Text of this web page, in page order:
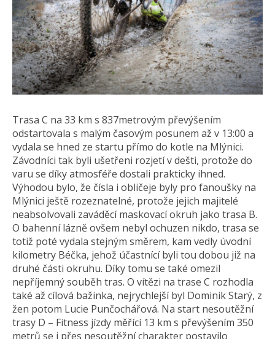
Trasa C na 33 km s 837metrovým převýšením
odstartovala s malým časovým posunem až v 13:00 a
vydala se hned ze startu přímo do kotle na Mlýnici.
Závodníci tak byli ušetřeni rozjetí v dešti, protože do
varu se díky atmosféře dostali prakticky ihned.
Výhodou bylo, že čísla i obličeje byly pro fanoušky na
Mlýnici ještě rozeznatelné, protože jejich majitelé
neabsolvovali zaváděcí maskovací okruh jako trasa B.
O bahenní lázně ovšem nebyl ochuzen nikdo, trasa se
totiž poté vydala stejným směrem, kam vedly úvodní
kilometry Béčka, jehož účastnící byli tou dobou již na
druhé části okruhu. Díky tomu se také omezil
nepříjemný souběh tras. O vítězi na trase C rozhodla
také až cílová bažinka, nejrychlejší byl Dominik Starý, z
žen potom Lucie Punčochářová. Na start nesoutěžní
trasy D – Fitness jízdy měřící 13 km s převýšením 350
metrů se i přes nesoutěžní charakter postavilo